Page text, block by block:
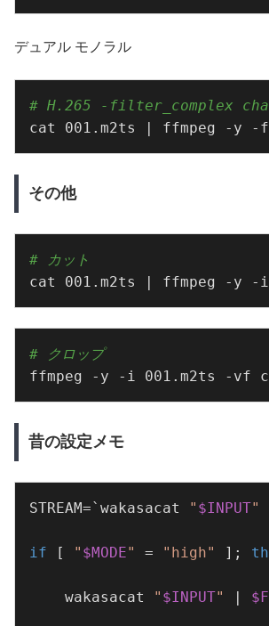
デュアル モノラル
# H.265 -filter_complex
cat 001.m2ts | ffmpeg -y -
その他
# カット
cat 001.m2ts | ffmpeg -y
# クロップ
ffmpeg -y -i 001.m2ts -vf
昔の設定メモ
STREAM=`wakasacat " $INPUT"
if [ " $MODE" = "high" ];
    wakasacat
" $INPUT" |